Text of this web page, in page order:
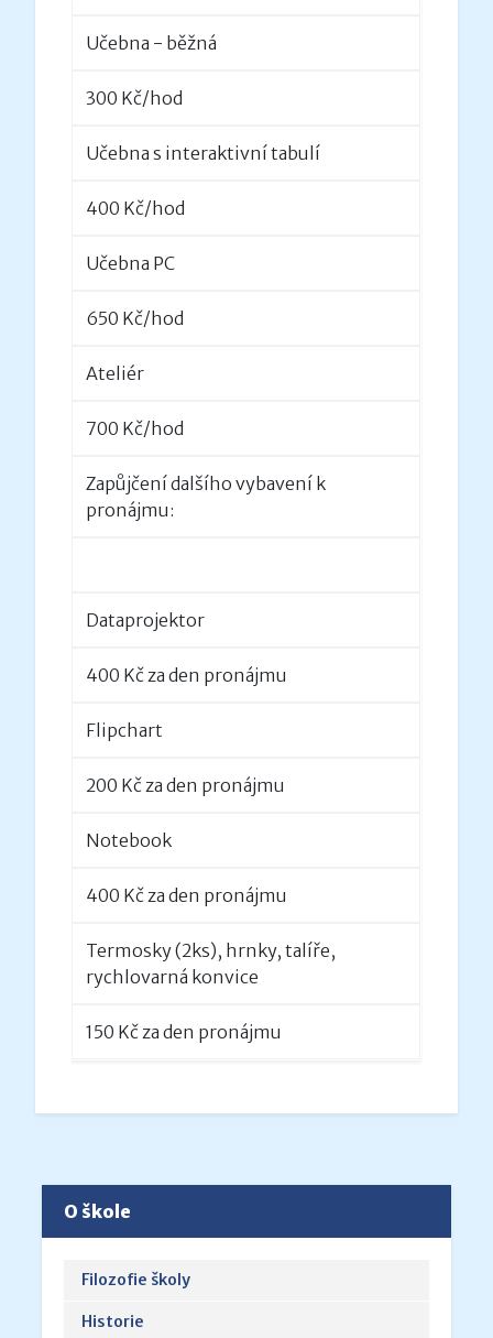
Učebna - běžná
300 Kč/hod
Učebna s interaktivní tabulí
400 Kč/hod
Učebna PC
650 Kč/hod
Ateliér
700 Kč/hod
Zapůjčení dalšího vybavení k
pronájmu:
Dataprojektor
400 Kč za den pronájmu
Flipchart
200 Kč za den pronájmu
Notebook
400 Kč za den pronájmu
Termosky (2ks), hrnky, talíře,
rychlovarná konvice
150 Kč za den pronájmu
O škole
Filozofie školy
Historie